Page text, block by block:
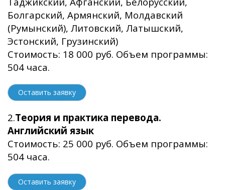
Болгарский, Армянский, Молдавский
(Румынский), Литовский, Латышский,
Эстонский, Грузинский)
Стоимость: 18 000 руб. Объем программы:
504 часа.
Оставить заявку
2.Теория и практика перевода.
Английский язык
Стоимость: 25 000 руб. Объем программы:
504 часа.
Оставить заявку